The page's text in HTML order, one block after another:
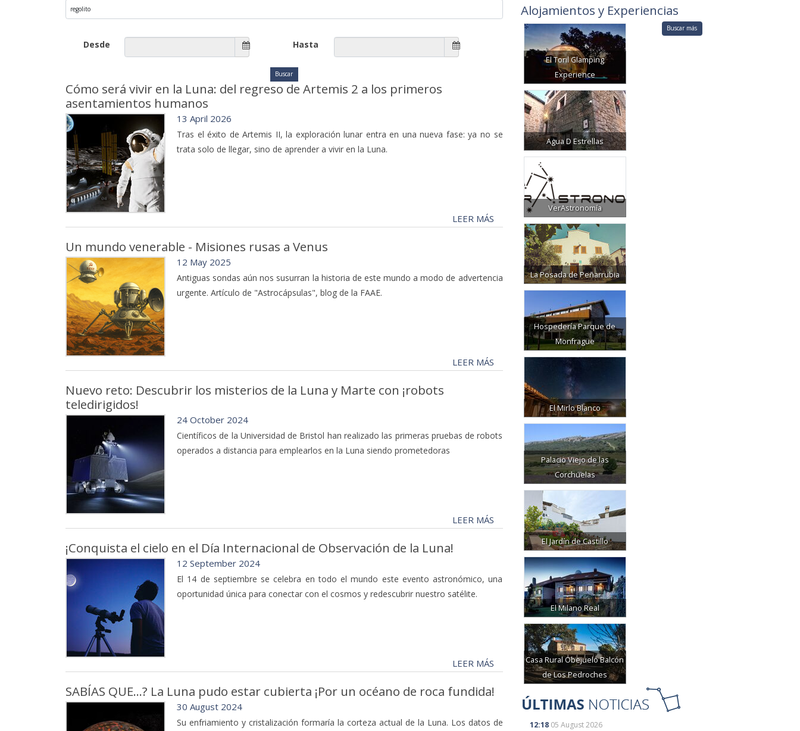
Desde Hasta
Cómo será vivir en la Luna: del regreso de Artemis 2 a los primeros
asentamientos humanos
13 April 2026
Tras el éxito de Artemis II, la exploración lunar entra en una nueva fase: ya no se
trata solo de llegar, sino de aprender a vivir en la Luna.
LEER MÁS
Un mundo venerable - Misiones rusas a Venus
12 May 2025
Antiguas sondas aún nos susurran la historia de este mundo a modo de advertencia
urgente. Artículo de "Astrocápsulas", blog de la FAAE.
LEER MÁS
Nuevo reto: Descubrir los misterios de la Luna y Marte con ¡robots
teledirigidos!
24 October 2024
Científicos de la Universidad de Bristol han realizado las primeras pruebas de robots
operados a distancia para emplearlos en la Luna siendo prometedoras
LEER MÁS
¡Conquista el cielo en el Día Internacional de Observación de la Luna!
12 September 2024
El 14 de septiembre se celebra en todo el mundo este evento astronómico, una
oportunidad única para conectar con el cosmos y redescubrir nuestro satélite.
LEER MÁS
SABÍAS QUE...? La Luna pudo estar cubierta ¡Por un océano de roca fundida!
30 August 2024
Su enfriamiento y cristalización formaría la corteza actual de la Luna. Los datos de
Alojamientos y Experiencias
El Toril Glamping
Experience
Agua D Estrellas
VerAstronomía
La Posada de Peñarrubia
Hospedería Parque de
Monfragüe
El Mirlo Blanco
Palacio Viejo de las
Corchuelas
El Jardín de Castillo
El Milano Real
Casa Rural Obejuelo Balcón
de Los Pedroches
Buscar más
12:18 05 August 2026